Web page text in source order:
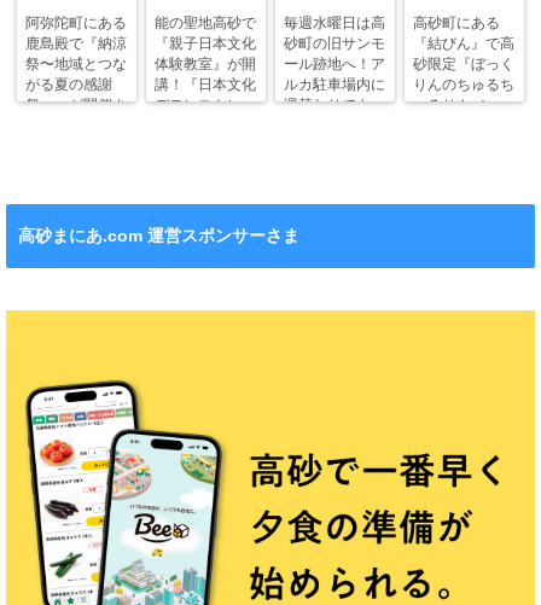
阿弥陀町にある
鹿島殿で『納涼
祭〜地域とつな
がる夏の感謝
祭〜』が開催さ
能の聖地高砂で
『親子日本文化
体験教室』が開
講！『日本文化
デモンストレー
毎週水曜日は高
砂町の旧サンモ
ール跡地へ！ア
ルカ駐車場内に
週替わりでキッ
高砂町にある
『結びん』で高
砂限定『ぼっく
りんのちゅるち
ゅるりん♪シー
高砂まにあ.com 運営スポンサーさま